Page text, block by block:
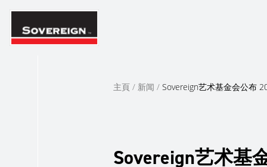
Skip
content
主頁 / 新闻 / Sovereign艺术基金会公布
Sovereign艺术基